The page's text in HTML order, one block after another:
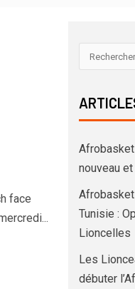
face
Afrobasket
nouveau
Tunisie :
Lioncelles
Les
débuter